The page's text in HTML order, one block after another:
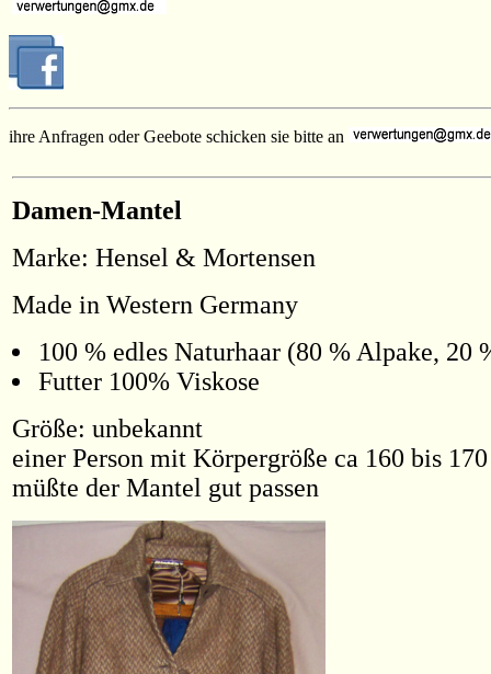
ihre Anfragen oder Geebote schicken sie bitte an
Damen-Mantel
Marke: Hensel & Mortensen
Made in Western Germany
100 % edles Naturhaar (80 % Alpake, 20
Futter 100% Viskose
Größe: unbekannt
einer Person mit Körpergröße ca 160 bis
müßte der Mantel gut passen